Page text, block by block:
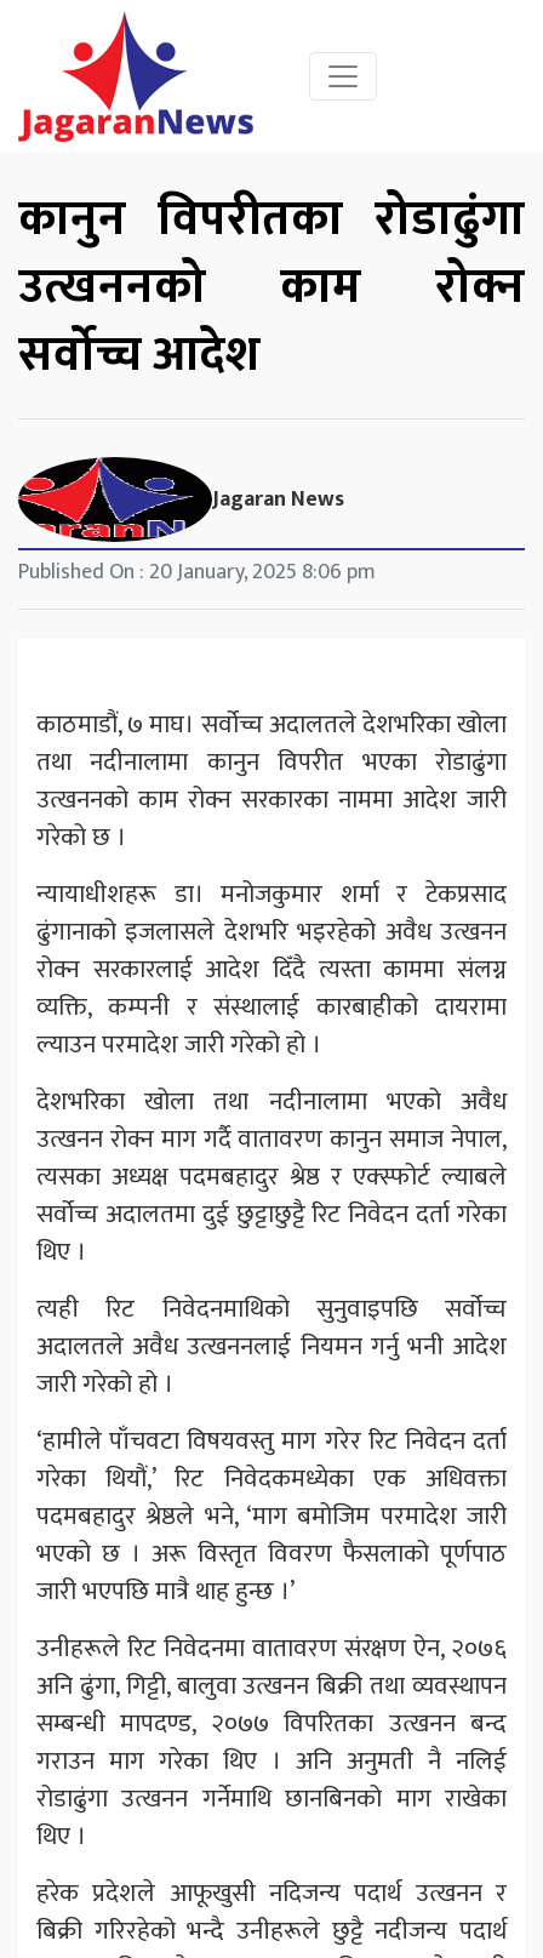
कानुन विपरीतका रोडाढुंगा
उत्खननको काम रोक्न
सर्वोच्च आदेश
Jagaran News
Published On : 20 January, 2025 8:06 pm
काठमाडौं, ७ माघ। सर्वोच्च अदालतले देशभरिका खोला
तथा नदीनालामा कानुन विपरीत भएका रोडाढुंगा
उत्खननको काम रोक्न सरकारका नाममा आदेश जारी
गरेको छ ।
न्यायाधीशहरू डा। मनोजकुमार शर्मा र टेकप्रसाद
ढुंगानाको इजलासले देशभरि भइरहेको अवैध उत्खनन
रोक्न सरकारलाई आदेश दिँदै त्यस्ता काममा संलग्न
व्यक्ति, कम्पनी र संस्थालाई कारबाहीको दायरामा
ल्याउन परमादेश जारी गरेको हो ।
देशभरिका खोला तथा नदीनालामा भएको अवैध
उत्खनन रोक्न माग गर्दै वातावरण कानुन समाज नेपाल,
त्यसका अध्यक्ष पदमबहादुर श्रेष्ठ र एक्स्फोर्ट ल्याबले
सर्वोच्च अदालतमा दुई छुट्टाछुट्टै रिट निवेदन दर्ता गरेका
थिए ।
त्यही रिट निवेदनमाथिको सुनुवाइपछि सर्वोच्च
अदालतले अवैध उत्खननलाई नियमन गर्नु भनी आदेश
जारी गरेको हो ।
‘हामीले पाँचवटा विषयवस्तु माग गरेर रिट निवेदन दर्ता
गरेका थियौं,’ रिट निवेदकमध्येका एक अधिवक्ता
पदमबहादुर श्रेष्ठले भने, ‘माग बमोजिम परमादेश जारी
भएको छ । अरू विस्तृत विवरण फैसलाको पूर्णपाठ
जारी भएपछि मात्रै थाह हुन्छ ।’
उनीहरूले रिट निवेदनमा वातावरण संरक्षण ऐन, २०७६
अनि ढुंगा, गिट्टी, बालुवा उत्खनन बिक्री तथा व्यवस्थापन
सम्बन्धी मापदण्ड, २०७७ विपरितका उत्खनन बन्द
गराउन माग गरेका थिए । अनि अनुमती नै नलिई
रोडाढुंगा उत्खनन गर्नेमाथि छानबिनको माग राखेका
थिए ।
हरेक प्रदेशले आफूखुसी नदिजन्य पदार्थ उत्खनन र
बिक्री गरिरहेको भन्दै उनीहरूले छुट्टै नदीजन्य पदार्थ